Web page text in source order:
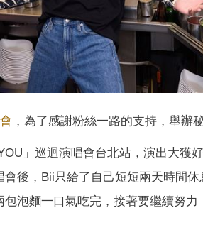
，為了感謝粉絲一路的支持，舉辦
」巡迴演唱會台北站，演出大獲
後，Bii只給了自己短短兩天時間
泡麵一口氣吃完，接著要繼續努力